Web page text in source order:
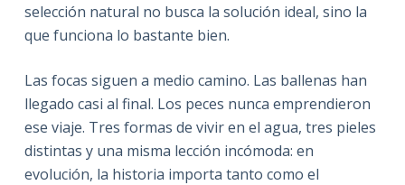
selección natural no busca la solución ideal, sino la
que funciona lo bastante bien.
Las focas siguen a medio camino. Las ballenas han
llegado casi al final. Los peces nunca emprendieron
ese viaje. Tres formas de vivir en el agua, tres pieles
distintas y una misma lección incómoda: en
evolución, la historia importa tanto como el